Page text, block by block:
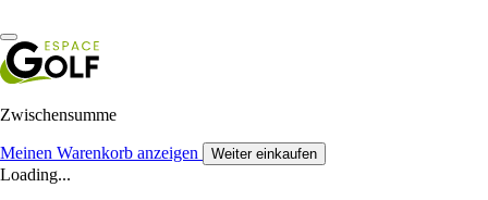
Zwischensumme
Meinen Warenkorb anzeigen Weiter einkaufen
Loading...